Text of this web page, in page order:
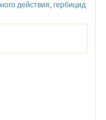
действия, гербицид